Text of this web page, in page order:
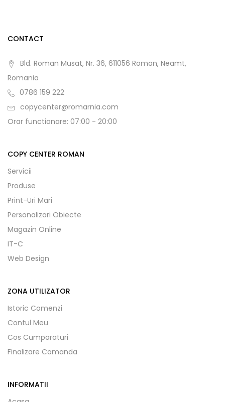
CONTACT
Bld. Roman Musat, Nr. 36, 611056 Roman, Neamt,
Romania
0786 159 222
copycenter@romarnia.com
Orar functionare: 07:00 - 20:00
COPY CENTER ROMAN
Servicii
Produse
Print-Uri Mari
Personalizari Obiecte
Magazin Online
IT-C
Web Design
ZONA UTILIZATOR
Istoric Comenzi
Contul Meu
Cos Cumparaturi
Finalizare Comanda
INFORMATII